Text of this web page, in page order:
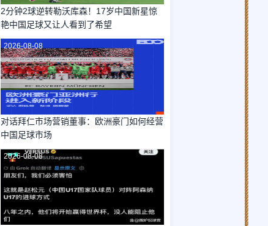
2分钟2球逆转勒沃库森！17岁中国新星惊
艳中国足球又让人看到了希望
2026-08-08
对话拜仁市场营销董事：欧洲豪门如何经营
中国足球市场
2026-08-08